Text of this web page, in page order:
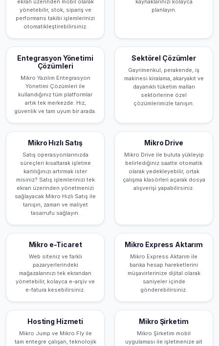
ekran üzerinden mobil olarak
yönetebilir, stok, sipariş ve
performans takibi işlemlerinizi
otomatikleştirebilirsiniz.
kaynaklarınızı kolayca
planlayın.
Entegrasyon Yönetimi
Çözümleri
Mikro Yazılım Entegrasyon
Yönetimi Çözümleri ile
kullandığınız tüm platformlar
artık tek merkezde. Hız,
güvenlik ve tam uyum bir arada.
Sektörel Çözümler
Gayrimenkul, perakende, iş
makinesi kiralama, akaryakıt ve
dayanıklı tüketim malları
sektörlerine özel
çözümlerimizle tanışın.
Mikro Hızlı Satış
Satış operasyonlarınızda
süreçleri kısaltarak işletme
karlılığınızı artırmak ister
misiniz? Satış işlemlerinizi tek
ekran üzerinden yönetmenizi
sağlayacak Mikro Hızlı Satış ile
tanışın, zaman ve maliyet
tasarrufu sağlayın.
Mikro Drive
Mikro Drive ile buluta yükleyip
belirlediğiniz saatte otomatik
olarak yedekleyebilir, ortak
çalışma klasörleri açarak dosya
alışverişi yapabilirsiniz.
Mikro e-Ticaret
Web siteniz ve farklı
pazaryerlerindeki
mağazalarınızı tek ekrandan
yönetebilir, kolayca e-arşiv ve
e-fatura kesebilirsiniz.
Mikro Express Aktarım
Mikro Express Aktarım ile
banka hesap hareketlerini
müşavirlerinize dijital olarak
saniyeler içinde
gönderebilirsiniz.
Hosting Hizmeti
Mikro Jump ve Mikro Fly ile
tam entegre çalışan, teknolojik
Mikro Şirketim
Mikro Şirketim mobil
uygulaması ile işletmenize ait